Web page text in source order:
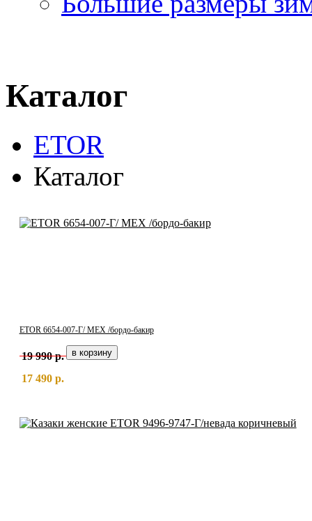
Каталог
ETOR
Каталог
ETOR 6654-007-Г/ МЕХ /бордо-бакир
19 990 р.
17 490 р.